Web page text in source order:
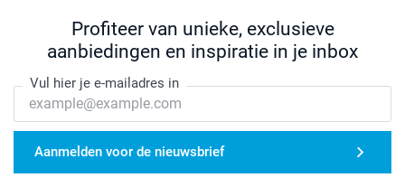
Profiteer van unieke, exclusieve
aanbiedingen en inspiratie in je inbox
Vul hier je e-mailadres in
Aanmelden voor de nieuwsbrief